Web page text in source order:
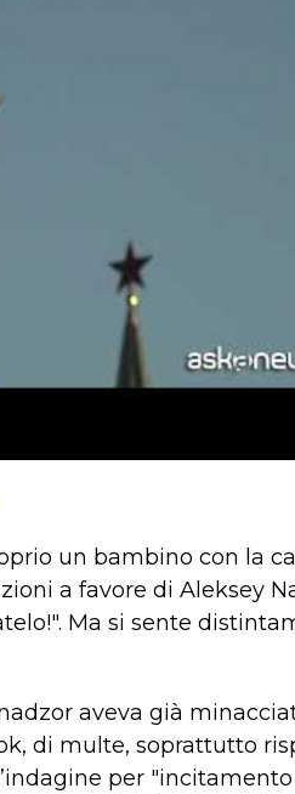
un bambino con la
a favore di Aleksey
Ma si sente
aveva già
di multe, soprattutto
per